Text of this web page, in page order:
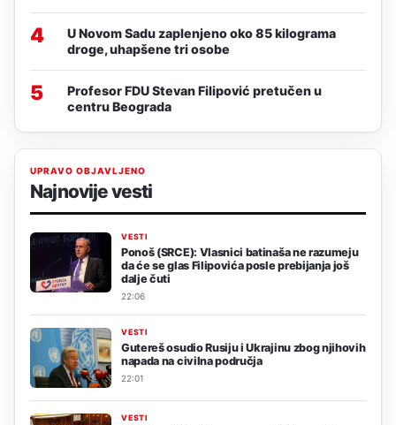
4
U Novom Sadu zaplenjeno oko 85 kilograma
droge, uhapšene tri osobe
5
Profesor FDU Stevan Filipović pretučen u
centru Beograda
UPRAVO OBJAVLJENO
Najnovije vesti
VESTI
Ponoš (SRCE): Vlasnici batinaša ne razumeju
da će se glas Filipovića posle prebijanja još
dalje čuti
22:06
VESTI
Gutereš osudio Rusiju i Ukrajinu zbog njihovih
napada na civilna područja
22:01
VESTI